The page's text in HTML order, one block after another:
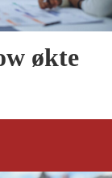
økte